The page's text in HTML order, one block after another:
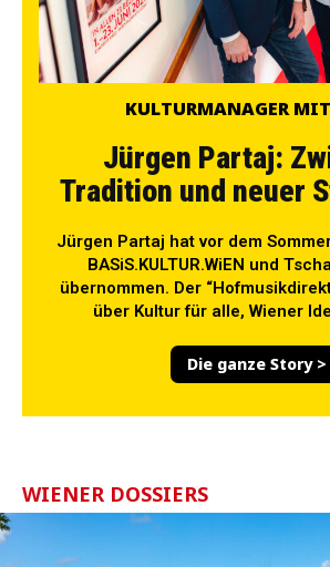
KULTURMANAGER
Jürgen Partaj:
Tradition und neuer
Jürgen Partaj hat vor dem
BASiS.KULTUR.WiEN und
übernommen. Der
über Kultur für alle, Wiener
Die ganze Story >
WIENER DOSSIERS